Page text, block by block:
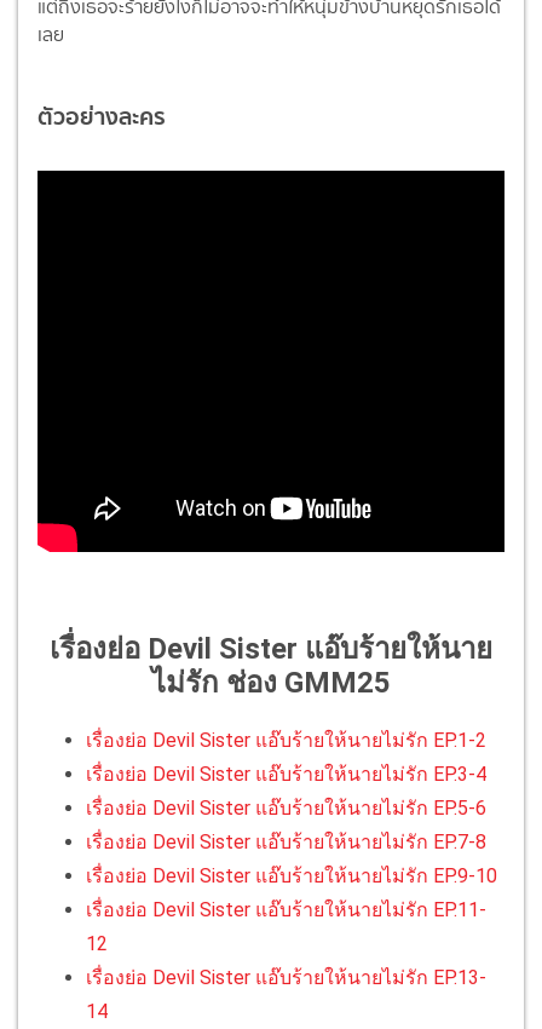
แต่ถึงเธอจะร้ายยังไงก็ไม่อาจจะทำให้หนุ่มข้างบ้านหยุดรักเธอได้
เลย
ตัวอย่างละคร
เรื่องย่อ Devil Sister แอ๊บร้ายให้นาย
ไม่รัก ช่อง GMM25
เรื่องย่อ Devil Sister แอ๊บร้ายให้นายไม่รัก EP.1-2
เรื่องย่อ Devil Sister แอ๊บร้ายให้นายไม่รัก EP.3-4
เรื่องย่อ Devil Sister แอ๊บร้ายให้นายไม่รัก EP.5-6
เรื่องย่อ Devil Sister แอ๊บร้ายให้นายไม่รัก EP.7-8
เรื่องย่อ Devil Sister แอ๊บร้ายให้นายไม่รัก EP.9-10
เรื่องย่อ Devil Sister แอ๊บร้ายให้นายไม่รัก EP.11-
12
เรื่องย่อ Devil Sister แอ๊บร้ายให้นายไม่รัก EP.13-
14